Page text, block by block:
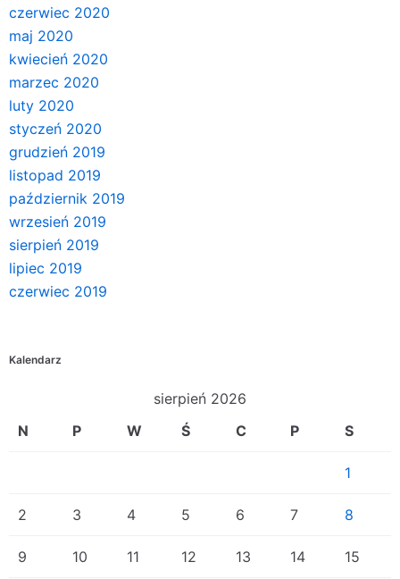
czerwiec 2020
maj 2020
kwiecień 2020
marzec 2020
luty 2020
styczeń 2020
grudzień 2019
listopad 2019
październik 2019
wrzesień 2019
sierpień 2019
lipiec 2019
czerwiec 2019
Kalendarz
sierpień 2026
N
P W Ś C P S
1
2 3 4 5 6 7 8
9 10 11 12 13 14 15